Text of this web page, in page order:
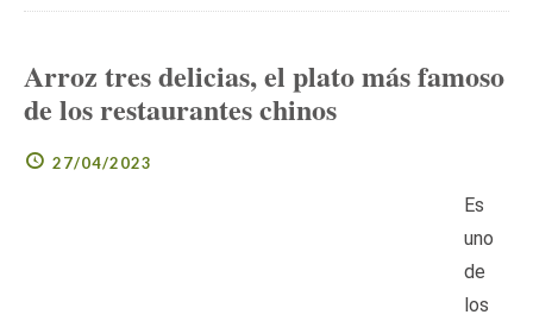
Arroz tres delicias, el plato más famoso
de los restaurantes chinos
27/04/2023
Es
uno
de
los